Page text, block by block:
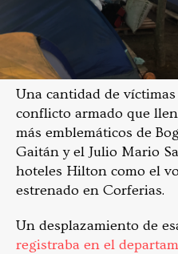
Una cantidad de
conflicto armado que
más emblemáticos de
Gaitán y el Julio Mario
hoteles Hilton como el
estrenado en Corferias.
Un desplazamiento de
registraba en el